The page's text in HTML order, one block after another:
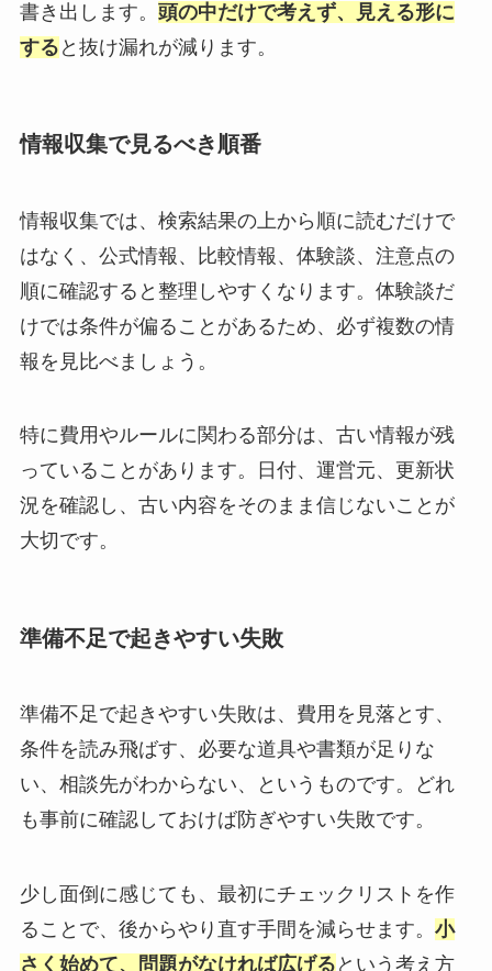
書き出します。 頭の中だけで考えず、見える形に
する と抜け漏れが減ります。
情報収集で見るべき順番
情報収集では、検索結果の上から順に読むだけで
はなく、公式情報、比較情報、体験談、注意点の
順に確認すると整理しやすくなります。体験談だ
けでは条件が偏ることがあるため、必ず複数の情
報を見比べましょう。
特に費用やルールに関わる部分は、古い情報が残
っていることがあります。日付、運営元、更新状
況を確認し、古い内容をそのまま信じないことが
大切です。
準備不足で起きやすい失敗
準備不足で起きやすい失敗は、費用を見落とす、
条件を読み飛ばす、必要な道具や書類が足りな
い、相談先がわからない、というものです。どれ
も事前に確認しておけば防ぎやすい失敗です。
少し面倒に感じても、最初にチェックリストを作
ることで、後からやり直す手間を減らせます。 小
さく始めて、問題がなければ広げる という考え方